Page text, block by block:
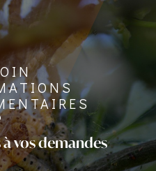
vos demandes